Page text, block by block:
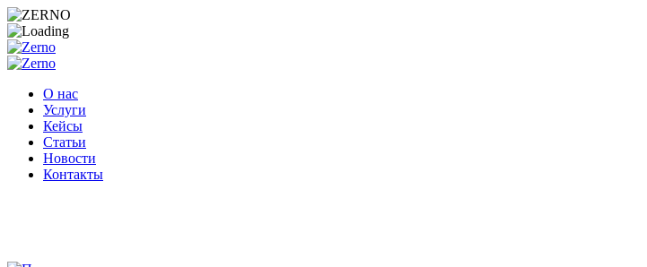
Перейти
к
О нас
Услуги
Кейсы
Статьи
Новости
Контакты